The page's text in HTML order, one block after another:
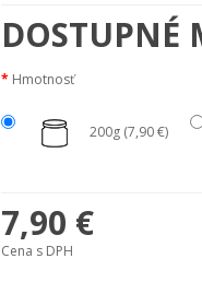
DOSTUPNÉ
Hmotnosť
200g (7,90 €)
7,90 €
Cena s DPH